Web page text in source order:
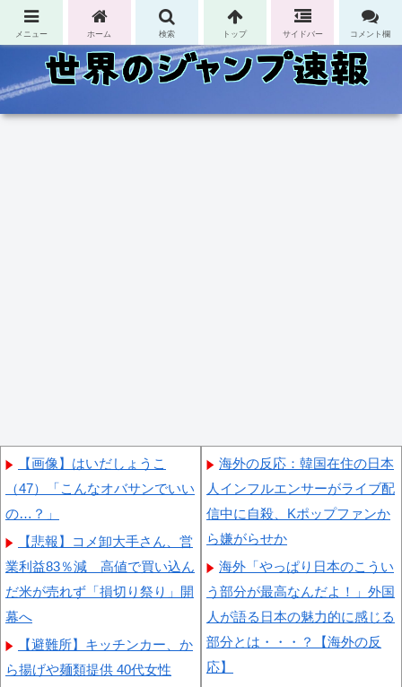
コンテンツへスキップ
【画像】はいだしょうこ
（47）「こんなオバサンでいい
の…？」
【悲報】コメ卸大手さん、営
業利益83％減 高値で買い込ん
だ米が売れず「損切り祭り」開
幕へ
【避難所】キッチンカー、か
ら揚げや麺類提供 40代女性
海外の反応：韓国在住の日本
人インフルエンサーがライブ配
信中に自殺、Kポップファンか
ら嫌がらせか
海外「やっぱり日本のこうい
う部分が最高なんだよ！」外国
人が語る日本の魅力的に感じる
部分とは・・・？【海外の反
応】
メニュー ホーム 検索 トップ サイドバー コメント欄